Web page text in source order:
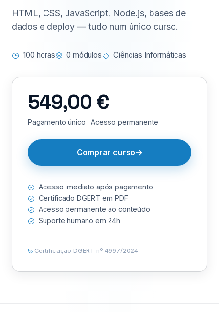
HTML, CSS, JavaScript, Node.js, bases de
dados e deploy — tudo num único curso.
100 horas 0 módulos Ciências Informáticas
549,00 €
Pagamento único · Acesso permanente
Comprar curso
Acesso imediato após pagamento
Certificado DGERT em PDF
Acesso permanente ao conteúdo
Suporte humano em 24h
Certificação DGERT nº 4997/2024